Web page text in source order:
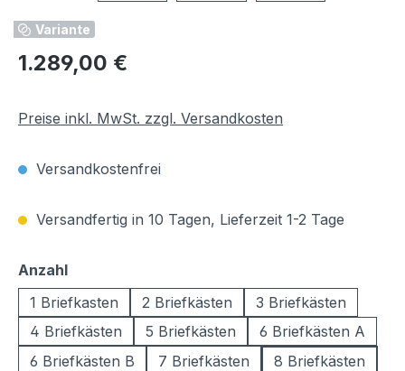
Variante
Regulärer Preis:
1.289,00 €
Preise inkl. MwSt. zzgl. Versandkosten
Versandkostenfrei
Versandfertig in 10 Tagen, Lieferzeit 1-2 Tage
Anzahlauswählen
1 Briefkasten
2 Briefkästen
3 Briefkästen
4 Briefkästen
5 Briefkästen
6 Briefkästen A
6 Briefkästen B
7 Briefkästen
8 Briefkästen